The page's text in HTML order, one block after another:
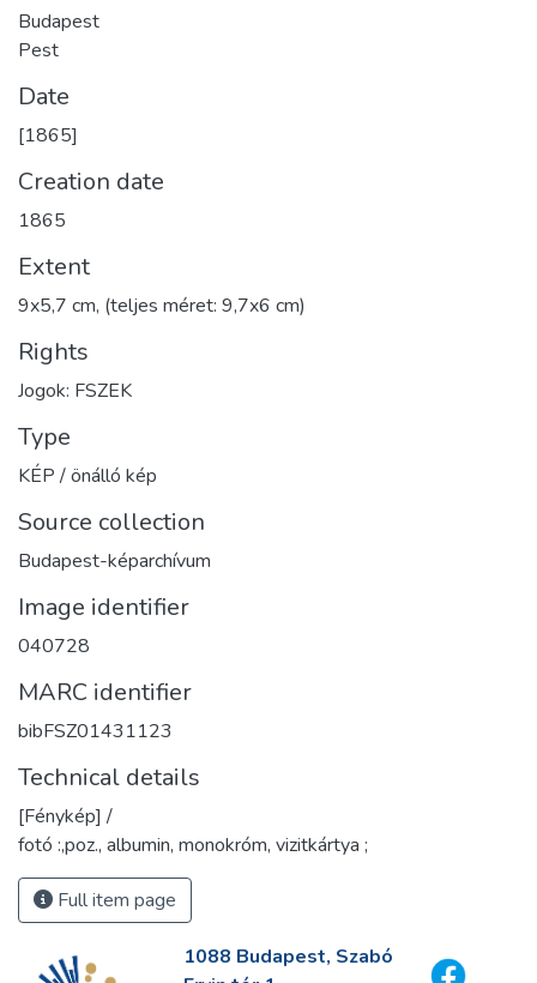
Budapest
Pest
Date
[1865]
Creation date
1865
Extent
9x5,7 cm, (teljes méret: 9,7x6 cm)
Rights
Jogok: FSZEK
Type
KÉP / önálló kép
Source collection
Budapest-képarchívum
Image identifier
040728
MARC identifier
bibFSZ01431123
Technical details
[Fénykép] /
fotó :,poz., albumin, monokróm, vizitkártya ;
Full item page
1088 Budapest, Szabó